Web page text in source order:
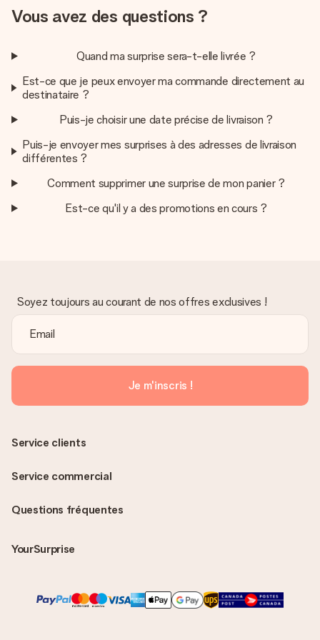
son prénom, votre photo ou un message qui touche le cœur.
Sans complications, juste tout l’amour pour le moment idéal.
Vous avez des questions ?
Quand ma surprise sera-t-elle livrée ?
Est-ce que je peux envoyer ma commande directement au
destinataire ?
Puis-je choisir une date précise de livraison ?
Puis-je envoyer mes surprises à des adresses de livraison
différentes ?
Comment supprimer une surprise de mon panier ?
Est-ce qu'il y a des promotions en cours ?
Soyez toujours au courant de nos offres exclusives !
Je m'inscris !
Questions fréquentes
YourSurprise
Service clients
Service commercial